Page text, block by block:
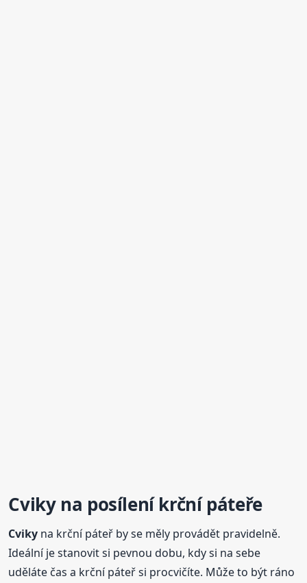
Cvikyna posílení krční páteře
Cviky na krční páteř by se měly provádět pravidelně.
Ideální je stanovit si pevnou dobu, kdy si na sebe
uděláte čas a krční páteř si procvičíte. Může to být ráno